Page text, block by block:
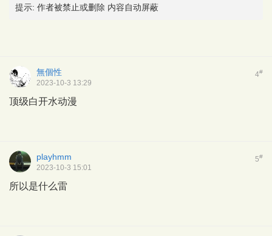
提示: 作者被禁止或删除 内容自动屏蔽
4#
無個性
2023-10-3 13:29
顶级白开水动漫
5#
playhmm
2023-10-3 15:01
所以是什么雷